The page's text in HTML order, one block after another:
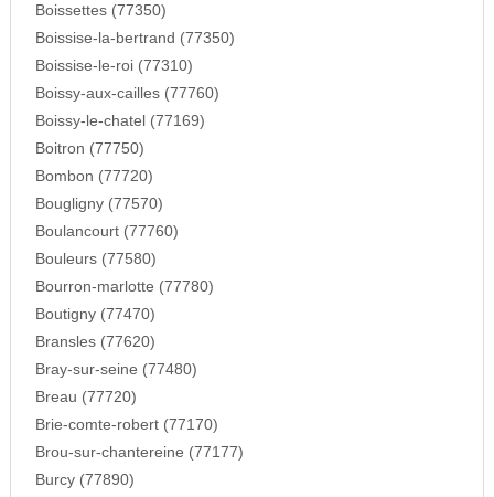
Boissettes (77350)
Boissise-la-bertrand (77350)
Boissise-le-roi (77310)
Boissy-aux-cailles (77760)
Boissy-le-chatel (77169)
Boitron (77750)
Bombon (77720)
Bougligny (77570)
Boulancourt (77760)
Bouleurs (77580)
Bourron-marlotte (77780)
Boutigny (77470)
Bransles (77620)
Bray-sur-seine (77480)
Breau (77720)
Brie-comte-robert (77170)
Brou-sur-chantereine (77177)
Burcy (77890)